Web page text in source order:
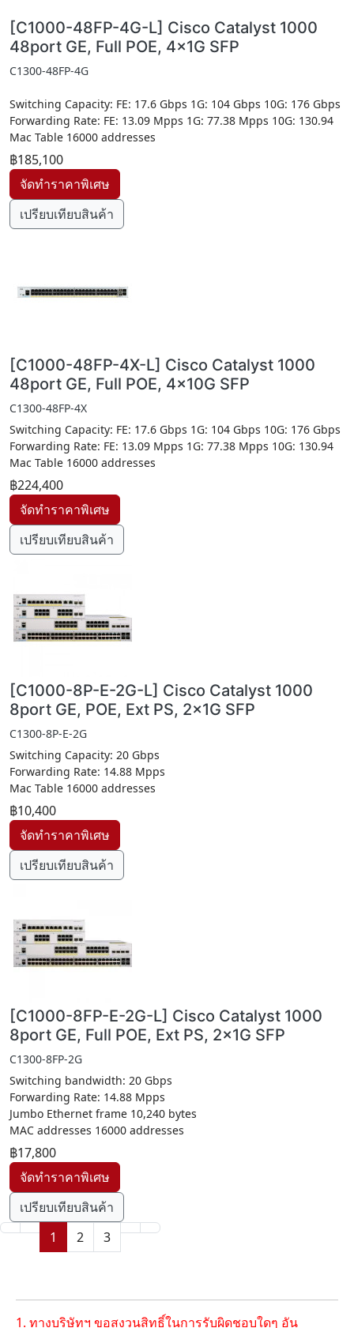
[C1000-48FP-4G-L] Cisco Catalyst 1000
48port GE, Full POE, 4x1G SFP
C1300-48FP-4G
Switching Capacity: FE: 17.6 Gbps 1G: 104 Gbps 10G: 176 Gbps
Forwarding Rate: FE: 13.09 Mpps 1G: 77.38 Mpps 10G: 130.94
Mac Table 16000 addresses
฿185,100
เปรียบเทียบสินค้า
[C1000-48FP-4X-L] Cisco Catalyst 1000
48port GE, Full POE, 4x10G SFP
C1300-48FP-4X
Switching Capacity: FE: 17.6 Gbps 1G: 104 Gbps 10G: 176 Gbps
Forwarding Rate: FE: 13.09 Mpps 1G: 77.38 Mpps 10G: 130.94
Mac Table 16000 addresses
฿224,400
เปรียบเทียบสินค้า
[C1000-8P-E-2G-L] Cisco Catalyst 1000
8port GE, POE, Ext PS, 2x1G SFP
C1300-8P-E-2G
Switching Capacity: 20 Gbps
Forwarding Rate: 14.88 Mpps
Mac Table 16000 addresses
฿10,400
เปรียบเทียบสินค้า
[C1000-8FP-E-2G-L] Cisco Catalyst 1000
8port GE, Full POE, Ext PS, 2x1G SFP
C1300-8FP-2G
Switching bandwidth: 20 Gbps
Forwarding Rate: 14.88 Mpps
Jumbo Ethernet frame 10,240 bytes
MAC addresses 16000 addresses
฿17,800
เปรียบเทียบสินค้า
1
2 3
1. ทางบริษัทฯ ขอสงวนสิทธิ์ในการรับผิดชอบใดๆ อัน